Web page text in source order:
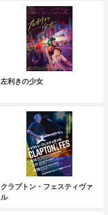
左利きの少女
クラプトン・フェスティヴァ
ル